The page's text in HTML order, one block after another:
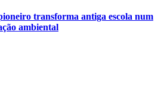
transforma antiga escola num
ambiental